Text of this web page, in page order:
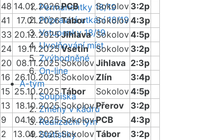
Permanentky 18/19
Přípravná utkání 18/19
Vstupenky 18/19
Uvolňování míst
Zvýhodněné
On-line
A-tým
Soupiska
Změny v kádru
Realizační tým
Statistiky
48 14.02.2026PCB Sokolov 3:2p
41
17.01.2026Tábor Sokolov4:3p
33 20.12.2025Jihlava Sokolov4:5p
24
19.11.2025Vsetín Sokolov 3:2p
20 08.11.2025SokolovJihlava 2:3p
16 26.10.2025Sokolov Zlín
3:4p
15 25.10.2025Tábor Sokolov4:5p
13
18.10.2025SokolovPřerov
3:2p
9
04.10.2025SokolovPCB
4:3p
2
13.09.2025SokolovTábor 3:2p